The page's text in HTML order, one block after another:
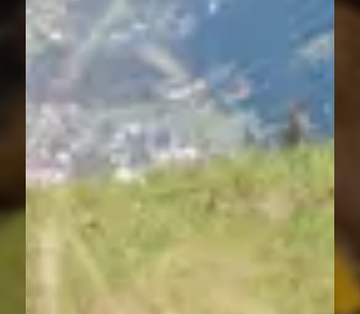
----
erleben
Entspannen, die Natur entdecken und
kulinarische Highlights genießen – im
Naturwellness & Family Hotel
Hubertushof und Alpencafé Leutasch
auf dem Tiroler Hochplateau.